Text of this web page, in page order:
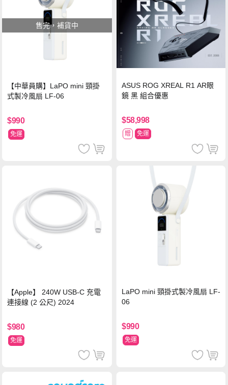
售完，補貨中
【中華員購】LaPO mini 頸掛
式製冷風扇 LF-06
$990
免運
ASUS ROG XREAL R1 AR眼
鏡 黑 組合優惠
$58,998
贈 免運
【Apple】 240W USB-C 充電
連接線 (2 公尺) 2024
$980
免運
LaPO mini 頸掛式製冷風扇 LF-
06
$990
免運